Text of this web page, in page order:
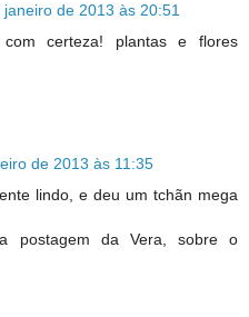
janeiro de 2013 às 20:51
certeza! plantas e flores
de 2013 às 11:35
lindo, e deu um tchãn mega
postagem da Vera, sobre o